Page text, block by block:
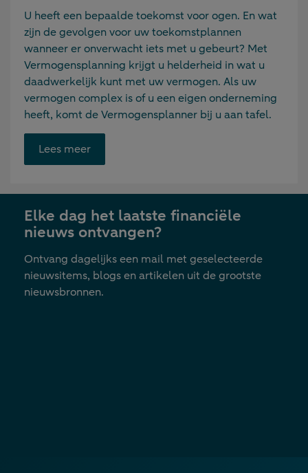
U heeft een bepaalde toekomst voor ogen. En wat
zijn de gevolgen voor uw toekomstplannen
wanneer er onverwacht iets met u gebeurt? Met
Vermogensplanning krijgt u helderheid in wat u
daadwerkelijk kunt met uw vermogen. Als uw
vermogen complex is of u een eigen onderneming
heeft, komt de Vermogensplanner bij u aan tafel.
Lees meerOpent
link
nieuwe
tab
Elke dag het laatste financiële
nieuws ontvangen?
Ontvang dagelijks een mail met geselecteerde
nieuwsitems, blogs en artikelen uit de grootste
nieuwsbronnen.